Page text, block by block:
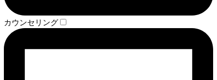
カウンセリング